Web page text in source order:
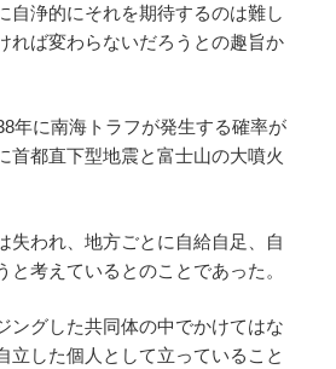
自浄的にそれを期待するのは難し
れば変わらないだろうとの趣旨か
年に南海トラフが発生する確率が
首都直下型地震と富士山の大噴火
失われ、地方ごとに自給自足、自
と考えているとのことであった。
ングした共同体の中でかけてはな
立した個人として立っていること